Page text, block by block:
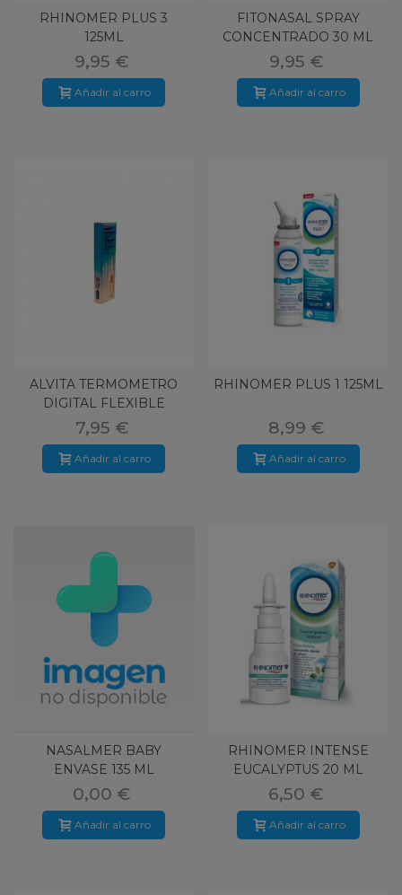
RHINOMER PLUS 3
125ML
9,95 €
Añadir al carro
FITONASAL SPRAY
CONCENTRADO 30 ML
9,95 €
Añadir al carro
ALVITA TERMOMETRO
DIGITAL FLEXIBLE
7,95 €
Añadir al carro
RHINOMER PLUS 1 125ML
8,99 €
Añadir al carro
NASALMER BABY
ENVASE 135 ML
0,00 €
Añadir al carro
RHINOMER INTENSE
EUCALYPTUS 20 ML
6,50 €
Añadir al carro